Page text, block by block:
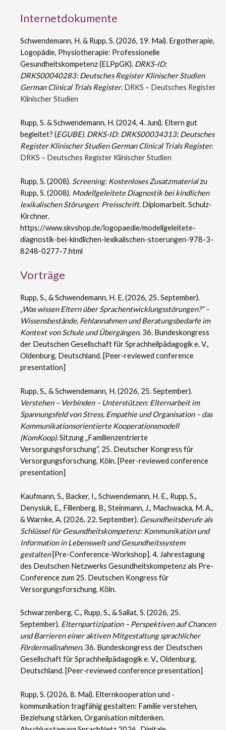
Internetdokumente
Schwendemann, H. & Rupp, S. (2026, 19. Mai). Ergotherapie,
Logopädie, Physiotherapie: Professionelle
Gesundheitskompetenz (ELPpGK). DRKS-ID:
DRKS00040283: Deutsches Register Klinischer Studien
German Clinical Trials Register. DRKS – Deutsches Register
Klinischer Studien
Rupp, S. & Schwendemann, H. (2024, 4. Juni). Eltern gut
begleitet? (EGUBE). DRKS-ID: DRKS00034313: Deutsches
Register Klinischer Studien German Clinical Trials Register.
DRKS – Deutsches Register Klinischer Studien
Rupp, S. (2008). Screening: Kostenloses Zusatzmaterialzu
Rupp, S. (2008). Modellgeleitete Diagnostik bei kindlichen
lexikalischen Störungen: Preisschrift. Diplomarbeit. Schulz-
Kirchner.
https://www.skvshop.de/logopaedie/modellgeleitete-
diagnostik-bei-kindlichen-lexikalischen-stoerungen-978-3-
8248-0277-7.html
Vorträge
Rupp, S., & Schwendemann, H. E. (2026, 25. September).
„Was wissen Eltern über Sprachentwicklungsstörungen?“ –
Wissensbestände, Fehlannahmen und Beratungsbedarfe im
Kontext von Schule und Übergängen. 36. Bundeskongress
der Deutschen Gesellschaft für Sprachheilpädagogik e. V.,
Oldenburg, Deutschland. [Peer-reviewed conference
presentation]
Rupp, S., & Schwendemann, H. (2026, 25. September).
Verstehen – Verbinden – Unterstützen: Elternarbeit im
Spannungsfeld von Stress, Empathie und Organisation – das
Kommunikationsorientierte Kooperationsmodell
(KomKoop). Sitzung „Familienzentrierte
Versorgungsforschung“, 25. Deutscher Kongress für
Versorgungsforschung, Köln. [Peer-reviewed conference
presentation]
Kaufmann, S., Backer, I., Schwendemann, H. E., Rupp, S.,
Denysiuk, E., Fillenberg, B., Steinmann, J., Machwacka, M. A.,
& Warnke, A. (2026, 22. September). Gesundheitsberufe als
Schlüssel für Gesundheitskompetenz: Kommunikation und
Information in Lebenswelt und Gesundheitssystem
gestalten[Pre-Conference-Workshop]. 4. Jahrestagung
des Deutschen Netzwerks Gesundheitskompetenz als Pre-
Conference zum 25. Deutschen Kongress für
Versorgungsforschung, Köln.
Schwarzenberg, C., Rupp, S., & Sallat, S. (2026, 25.
September). Elternpartizipation – Perspektiven auf Chancen
und Barrieren einer aktiven Mitgestaltung sprachlicher
Fördermaßnahmen. 36. Bundeskongress der Deutschen
Gesellschaft für Sprachheilpädagogik e. V., Oldenburg,
Deutschland. [Peer-reviewed conference presentation]
Rupp, S. (2026, 8. Mai). Elternkooperation und -
kommunikation tragfähig gestalten: Familie verstehen,
Beziehung stärken, Organisation mitdenken.